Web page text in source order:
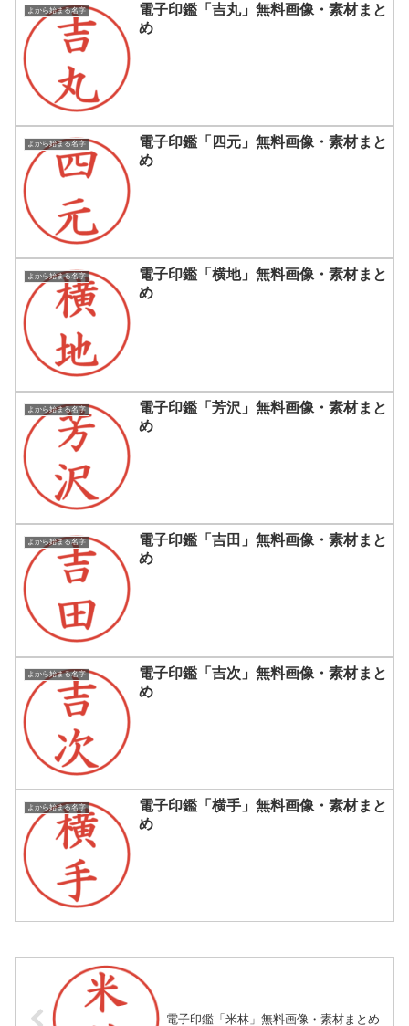
よから始まる名字
電子印鑑「吉丸」無料画像・素材まと
め
よから始まる名字
電子印鑑「四元」無料画像・素材まと
め
よから始まる名字
電子印鑑「横地」無料画像・素材まと
め
よから始まる名字
電子印鑑「芳沢」無料画像・素材まと
め
よから始まる名字
電子印鑑「吉田」無料画像・素材まと
め
よから始まる名字
電子印鑑「吉次」無料画像・素材まと
め
よから始まる名字
電子印鑑「横手」無料画像・素材まと
め
電子印鑑「米林」無料画像・素材まとめ